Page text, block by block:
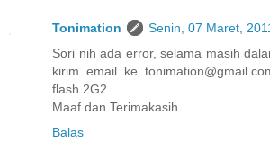
Tonimation
Senin, 07 Maret,
Sori nih ada error, selama masih
kirim email ke
flash 2G2.
Maaf dan Terimakasih.
Balas